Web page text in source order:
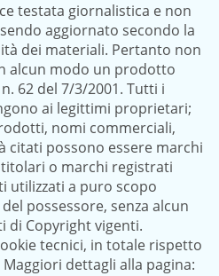
testata giornalistica e non
aggiornato secondo la
dei materiali. Pertanto non
alcun modo un prodotto
62 del 7/3/2001. Tutti i
ai legittimi proprietari;
nomi commerciali,
citati possono essere marchi
o marchi registrati
utilizzati a puro scopo
possessore, senza alcun
di Copyright vigenti.
tecnici, in totale rispetto
dettagli alla pagina: